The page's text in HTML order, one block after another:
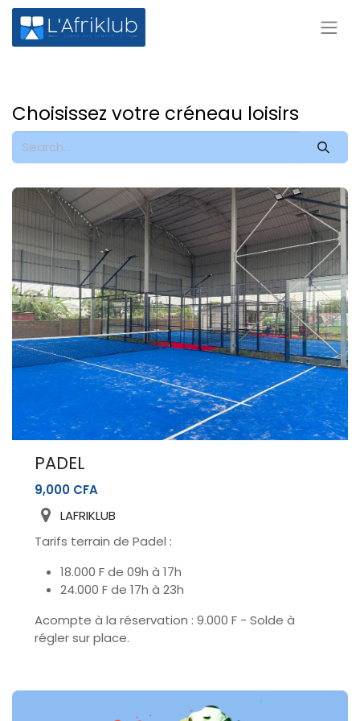
Choisissez votre créneau loisirs
PADEL
9,000 CFA
LAFRIKLUB
Tarifs terrain de Padel :
18.000 F de 09h à 17h
24.000 F de 17h à 23h
Acompte à la réservation : 9.000 F - Solde à
régler sur place.